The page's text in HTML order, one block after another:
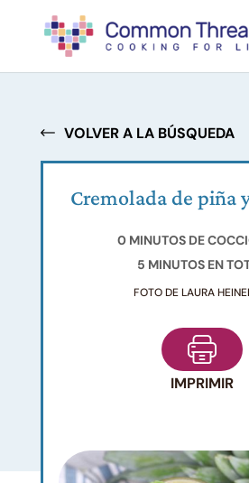
VOLVER A LA BÚSQUEDA
Cremolada de piña
0 MINUTOS DE
5 MINUTOS EN
FOTO DE LAURA
IMPRIMIR